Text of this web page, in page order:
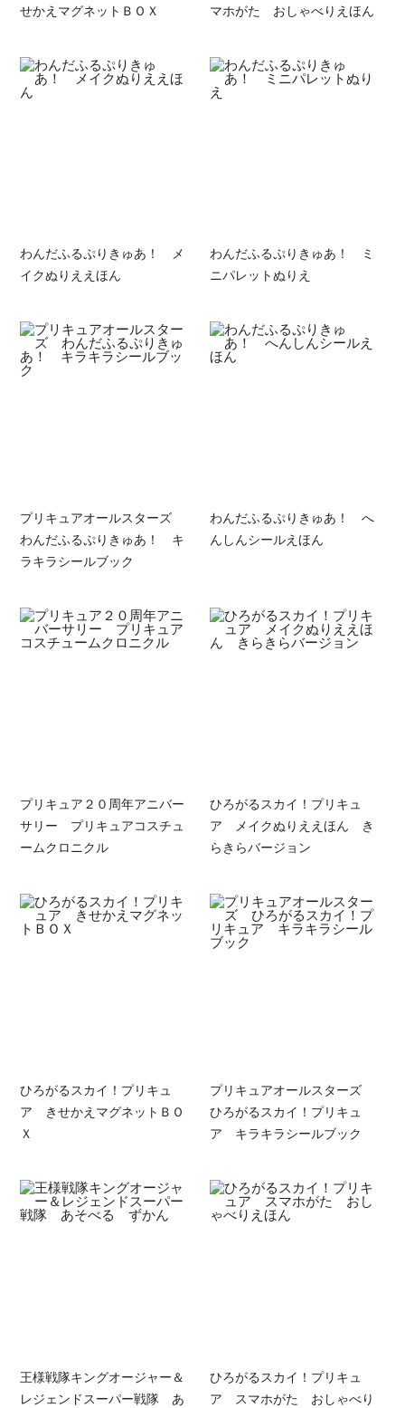
せかえマグネットＢＯＸ
マホがた おしゃべりえほん
わんだふるぷりきゅあ！ メ
イクぬりええほん
わんだふるぷりきゅあ！ ミ
ニパレットぬりえ
プリキュアオールスターズ
わんだふるぷりきゅあ！ キ
ラキラシールブック
わんだふるぷりきゅあ！ へ
んしんシールえほん
プリキュア２０周年アニバー
サリー プリキュアコスチュ
ームクロニクル
ひろがるスカイ！プリキュ
ア メイクぬりええほん き
らきらバージョン
ひろがるスカイ！プリキュ
ア きせかえマグネットＢＯ
Ｘ
プリキュアオールスターズ
ひろがるスカイ！プリキュ
ア キラキラシールブック
王様戦隊キングオージャー＆
レジェンドスーパー戦隊 あ
ひろがるスカイ！プリキュ
ア スマホがた おしゃべり